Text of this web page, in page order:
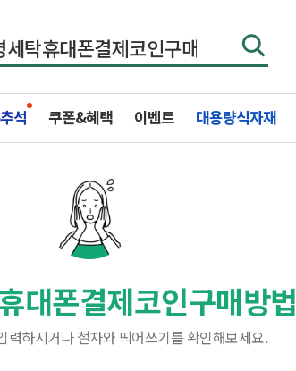
석 쿠폰&혜택 이벤트 대용량식자재
대폰결제코인구매방법
력하시거나 철자와 띄어쓰기를 확인해보세요.